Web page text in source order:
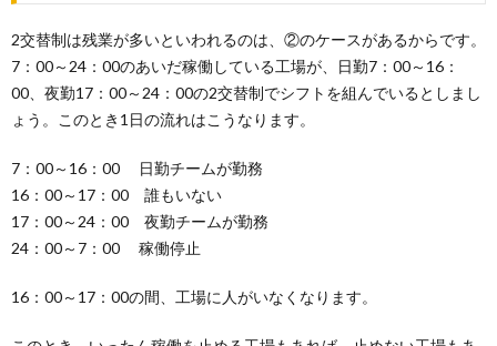
2交替制は残業が多いといわれるのは、②のケースがあるからです。
7：00～24：00のあいだ稼働している工場が、日勤7：00～16：
00、夜勤17：00～24：00の2交替制でシフトを組んでいるとしまし
ょう。このとき1日の流れはこうなります。
7：00～16：00 日勤チームが勤務
16：00～17：00 誰もいない
17：00～24：00 夜勤チームが勤務
24：00～7：00 稼働停止
16：00～17：00の間、工場に人がいなくなります。